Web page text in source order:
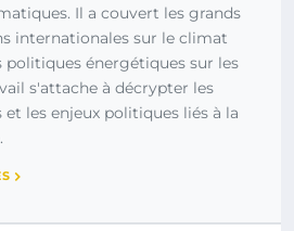
Il a couvert les grands
internationales sur le climat
politiques énergétiques sur les
s'attache à décrypter les
les enjeux politiques liés à la